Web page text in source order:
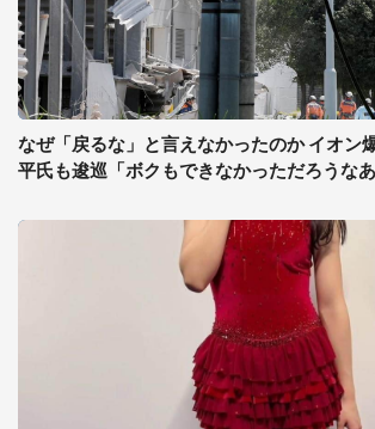
なぜ「戻るな」と言えなかったのか イオン
平氏も逡巡「ボクもできなかっただろうなあ